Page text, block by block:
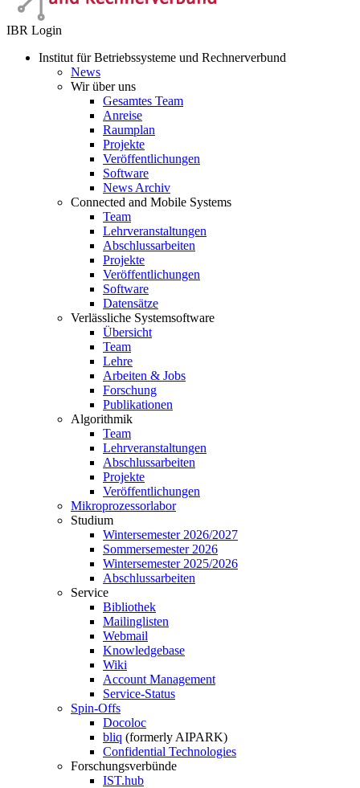
IBR Login
Institut für Betriebssysteme und Rechnerverbund
News
Wir über uns
Gesamtes Team
Anreise
Raumplan
Projekte
Veröffentlichungen
Software
News Archiv
Connected and Mobile Systems
Team
Lehrveranstaltungen
Abschlussarbeiten
Projekte
Veröffentlichungen
Software
Datensätze
Verlässliche Systemsoftware
Übersicht
Team
Lehre
Arbeiten & Jobs
Forschung
Publikationen
Algorithmik
Team
Lehrveranstaltungen
Abschlussarbeiten
Projekte
Veröffentlichungen
Mikroprozessorlabor
Studium
Wintersemester 2026/2027
Sommersemester 2026
Wintersemester 2025/2026
Abschlussarbeiten
Service
Bibliothek
Mailinglisten
Webmail
Knowledgebase
Wiki
Account Management
Service-Status
Spin-Offs
Docoloc
bliq (formerly AIPARK)
Confidential Technologies
Forschungsverbünde
IST.hub